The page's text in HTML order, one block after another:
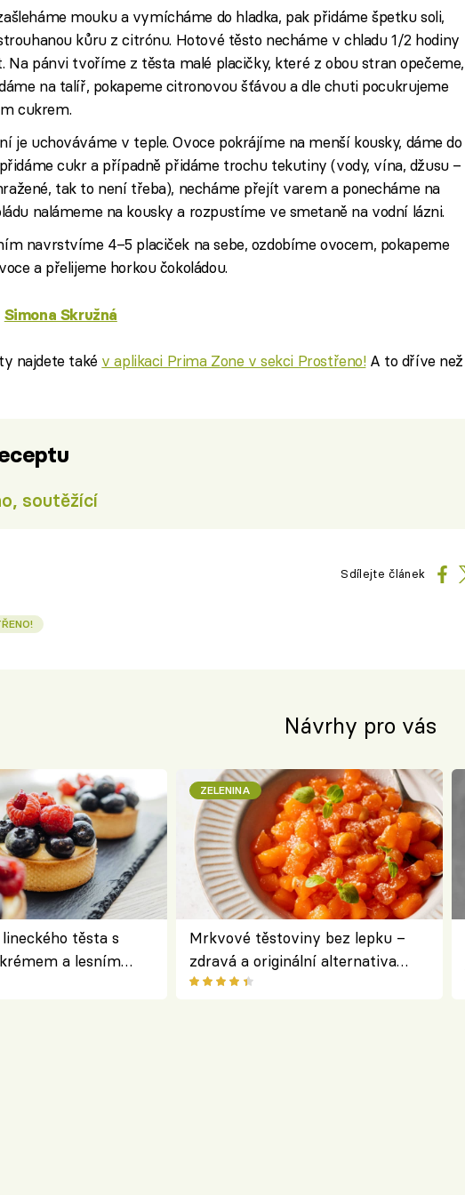
mouku a vymícháme do hladka, pak přidáme špetku soli,
kůru z citrónu. Hotové těsto necháme v chladu 1/2 hodiny
Na pánvi tvoříme z těsta malé placičky, které z obou stran opečeme,
na talíř, pokapeme citronovou šťávou a dle chuti pocukrujeme
cukrem.
je uchováváme v teple. Ovoce pokrájíme na menší kousky, dáme do
cukr a případně přidáme trochu tekutiny (vody, vína, džusu –
tak to není třeba), necháme přejít varem a ponecháme na
nalámeme na kousky a rozpustíme ve smetaně na vodní lázni.
navrstvíme 4–5 placiček na sebe, ozdobíme ovocem, pokapeme
a přelijeme horkou čokoládou.
Simona Skružná
najdete také v aplikaci Prima Zone v sekci Prostřeno!A to dříve než
soutěžící
Sdílejte článek
Návrhy pro vás
těsta s
a lesním
Bread Society
ZELENINA
Mrkvové těstoviny bez lepku –
zdravá a originální alternativa
klasiky